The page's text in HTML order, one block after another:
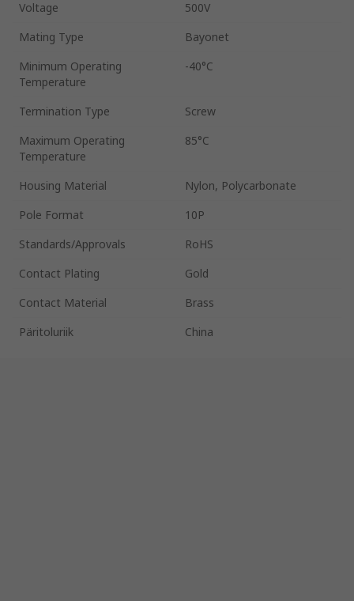
Voltage
500V
Mating Type
Bayonet
Minimum Operating
Temperature
-40°C
Termination Type
Screw
Maximum Operating
Temperature
85°C
Housing Material
Nylon, Polycarbonate
Pole Format
10P
Standards/Approvals
RoHS
Contact Plating
Gold
Contact Material
Brass
Päritoluriik
China